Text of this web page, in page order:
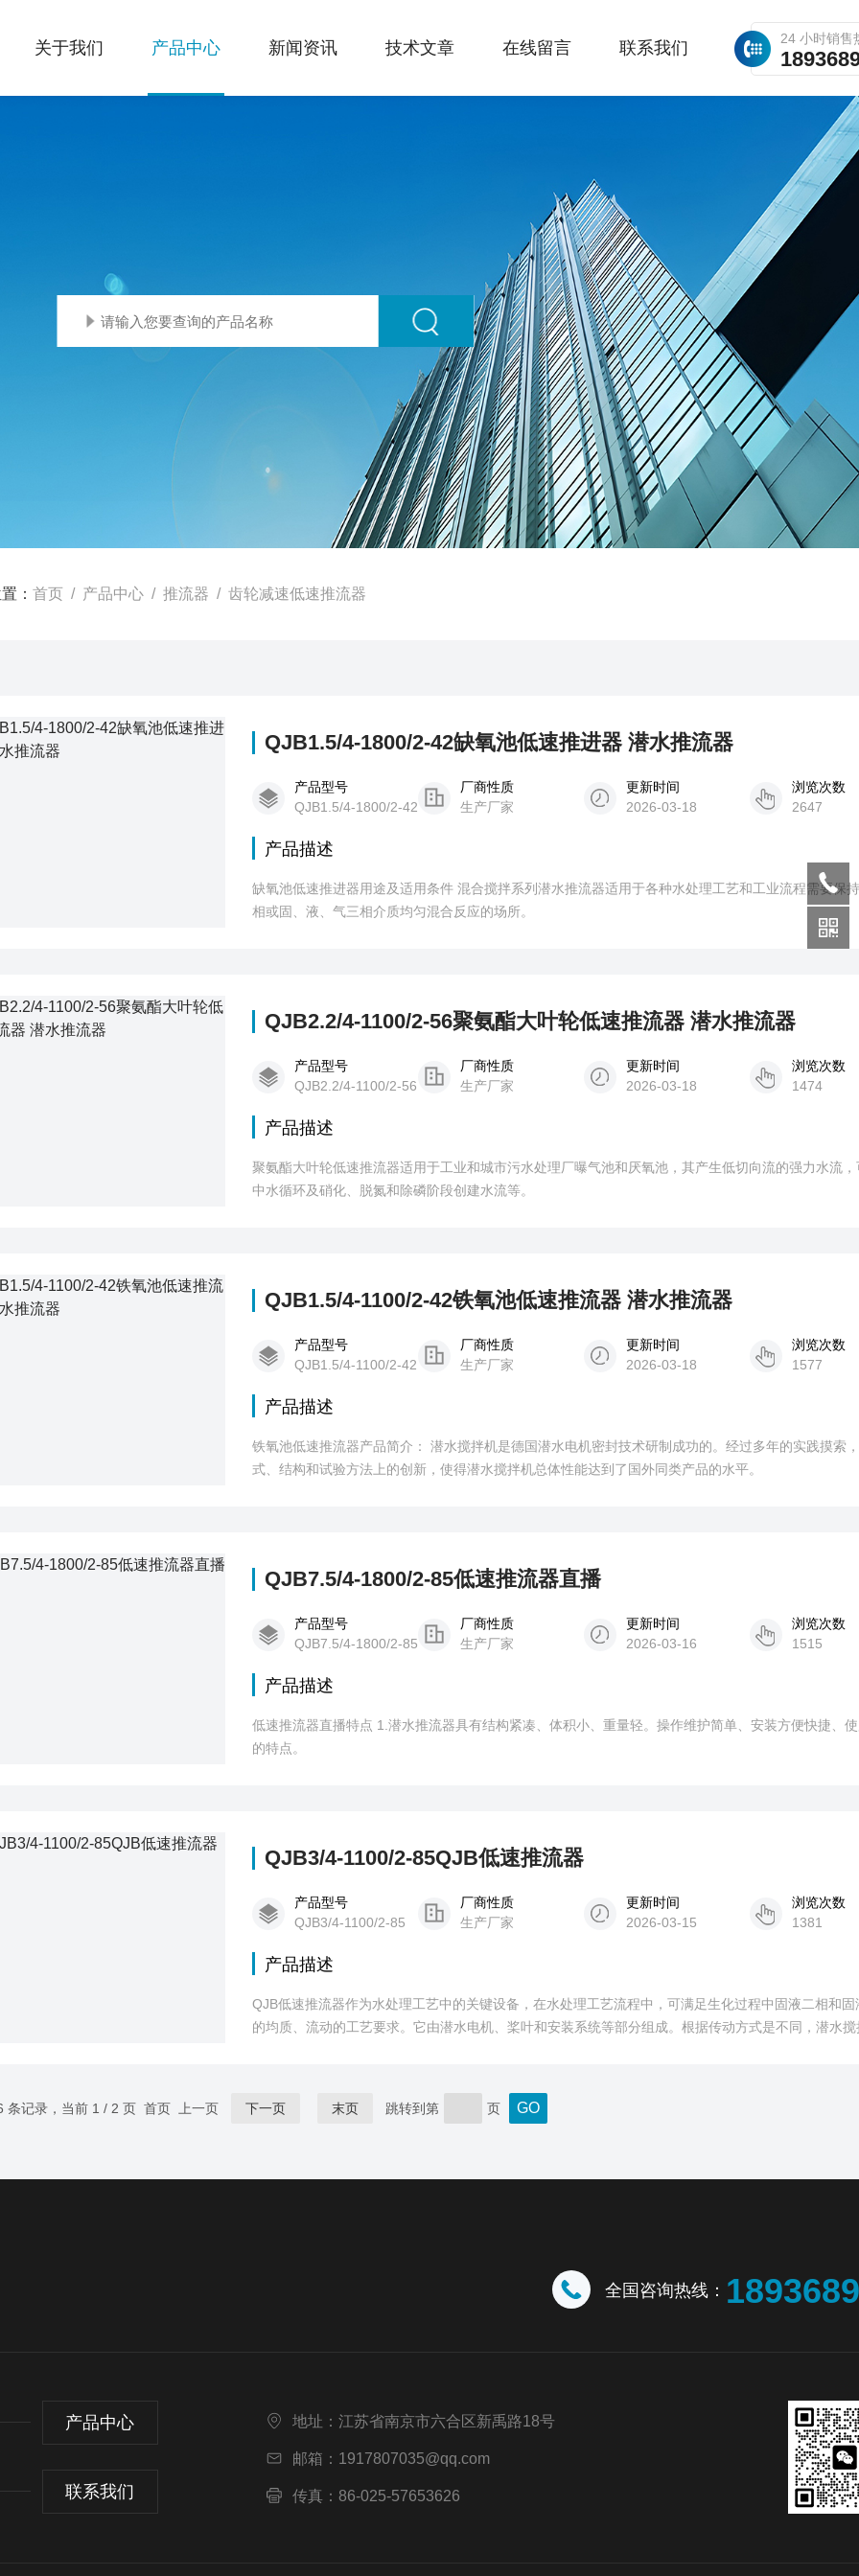
24 小时销售
关于我们 产品中心 新闻资讯 技术文章 在线留言 联系我们
： 首页 / 产品中心 / 推流器 / 齿轮减速低速推流器
QJB1.5/4-1800/2-42缺氧池低速推进器 潜水推流器
产品型号
QJB1.5/4-1800/2-42
厂商性质
生产厂家
更新时间
2026-03-18
浏览次数
2647
产品描述
缺氧池低速推进器用途及适用条件 混合搅拌系列潜水推流器适用于各种水处理工艺和工业流程需要保持固、液二
相或固、液、气三相介质均匀混合反应的场所。
QJB2.2/4-1100/2-56聚氨酯大叶轮低速推流器 潜水推流器
产品型号
QJB2.2/4-1100/2-56
厂商性质
生产厂家
更新时间
2026-03-18
浏览次数
1474
产品描述
聚氨酯大叶轮低速推流器适用于工业和城市污水处理厂曝气池和厌氧池，其产生低切向流的强力水流
中水循环及硝化、脱氮和除磷阶段创建水流等。
QJB1.5/4-1100/2-42铁氧池低速推流器 潜水推流器
产品型号
QJB1.5/4-1100/2-42
厂商性质
生产厂家
更新时间
2026-03-18
浏览次数
1577
产品描述
铁氧池低速推流器产品简介： 潜水搅拌机是德国潜水电机密封技术研制成功的。经过多年的实践摸索，因其在形
式、结构和试验方法上的创新，使得潜水搅拌机总体性能达到了国外同类产品的水平。
QJB7.5/4-1800/2-85低速推流器直播
产品型号
QJB7.5/4-1800/2-85
厂商性质
生产厂家
更新时间
2026-03-16
浏览次数
1515
产品描述
低速推流器直播特点 1.潜水推流器具有结构紧凑、体积小、重量轻。操作维护简单、安装方便快捷、使用寿命长
的特点。
QJB3/4-1100/2-85QJB低速推流器
产品型号
QJB3/4-1100/2-85
厂商性质
生产厂家
更新时间
2026-03-15
浏览次数
1381
产品描述
QJB低速推流器作为水处理工艺中的关键设备，在水处理工艺流程中，可满足生化过程中固液二相和固
的均质、流动的工艺要求。它由潜水电机、桨叶和安装系统等部分组成。根据传动方式是不同，潜水
条记录，当前 1 / 2 页 首页 上一页 下一页 末页 跳转到第 页
全国咨询热线：
产品中心
联系我们
地址：江苏省南京市六合区新禹路18号
邮箱：1917807035@qq.com
传真：86-025-57653626